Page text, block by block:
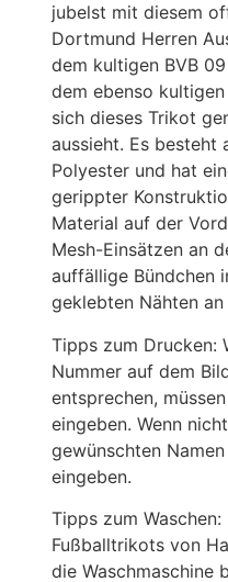
jubelst mit diesem
Dortmund Herren
dem kultigen BVB
dem ebenso
sich dieses Trikot
aussieht. Es besteht
Polyester und hat
gerippter
Material auf der
Mesh-Einsätzen an
auffällige Bündchen
geklebten Nähten
Tipps zum Drucken:
Nummer auf dem
entsprechen,
eingeben. Wenn
gewünschten
eingeben.
Tipps zum
Fußballtrikots von
die Waschmaschine